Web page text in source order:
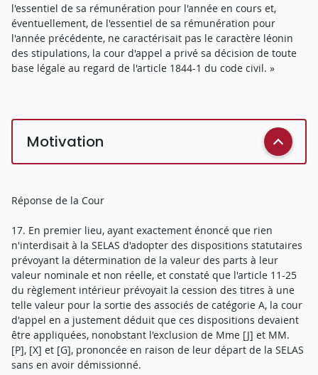
l'essentiel de sa rémunération pour l'année en cours et,
éventuellement, de l'essentiel de sa rémunération pour
l'année précédente, ne caractérisait pas le caractère léonin
des stipulations, la cour d'appel a privé sa décision de toute
base légale au regard de l'article 1844-1 du code civil. »
Motivation
Réponse de la Cour
17. En premier lieu, ayant exactement énoncé que rien
n'interdisait à la SELAS d'adopter des dispositions statutaires
prévoyant la détermination de la valeur des parts à leur
valeur nominale et non réelle, et constaté que l'article 11-25
du règlement intérieur prévoyait la cession des titres à une
telle valeur pour la sortie des associés de catégorie A, la cour
d'appel en a justement déduit que ces dispositions devaient
être appliquées, nonobstant l'exclusion de Mme [J] et MM.
[P], [X] et [G], prononcée en raison de leur départ de la SELAS
sans en avoir démissionné.